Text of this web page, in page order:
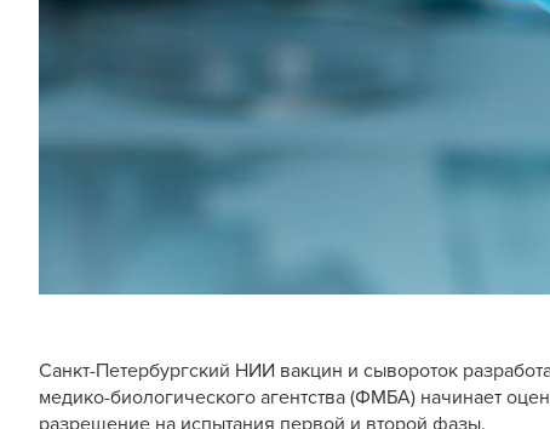
Санкт-Петербургский НИИ вакцин и сывороток
медико-биологического агентства (ФМБА) начинает
разрешение на испытания первой и второй фазы.